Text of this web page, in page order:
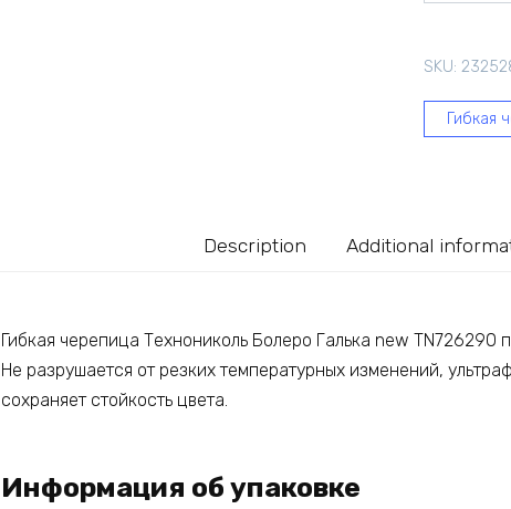
Галька
new
TN726290
SKU:
Гибкая
Description Additional
Гибкая черепица Технониколь Болеро Галька new TN726290
Не разрушается от резких температурных изменений,
сохраняет стойкость цвета.
Информация об упаковке